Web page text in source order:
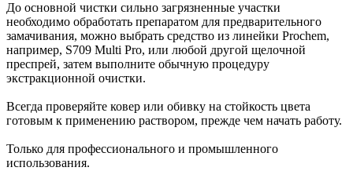
До основной чистки сильно загрязненные участки
необходимо обработать препаратом для предварительного
замачивания, можно выбрать средство из линейки Prochem,
например, S709 Multi Pro, или любой другой щелочной
преспрей, затем выполните обычную процедуру
экстракционной очистки.
Всегда проверяйте ковер или обивку на стойкость цвета
готовым к применению раствором, прежде чем начать работу.
Только для профессионального и промышленного
использования.